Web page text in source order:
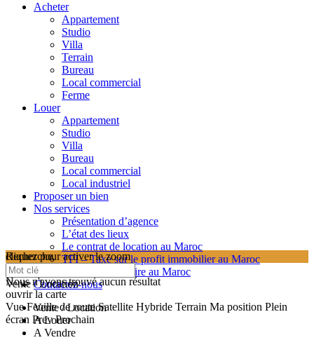
Acheter
Appartement
Studio
Villa
Terrain
Bureau
Local commercial
Ferme
Louer
Appartement
Studio
Villa
Bureau
Local commercial
Local industriel
Proposer un bien
Nos services
Présentation d’agence
L’état des lieux
Le contrat de location au Maroc
TPI – Taxe sur le profit immobilier au Maroc
Les frais de notaire au Maroc
Contactez-nous
cliquez pour activer le zoom
searching...
Nous n'avons trouvé aucun résultat
ouvrir la carte
Vue Feuille de route Satellite Hybride Terrain Ma position Plein
écran Prev Prochain
Recherche
Vente / Location
Vente / Location
A Louer
A Vendre